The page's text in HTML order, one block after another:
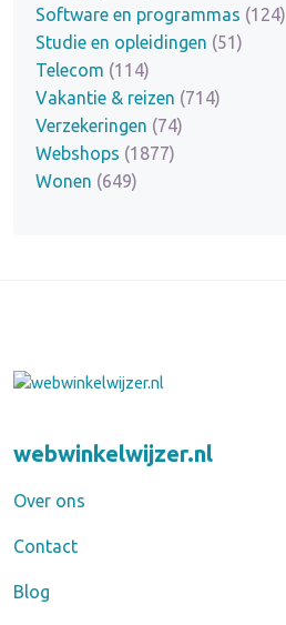
Software en programmas (124)
Studie en opleidingen (51)
Telecom (114)
Vakantie & reizen (714)
Verzekeringen (74)
Webshops (1877)
Wonen (649)
webwinkelwijzer.nl
Over ons
Contact
Blog